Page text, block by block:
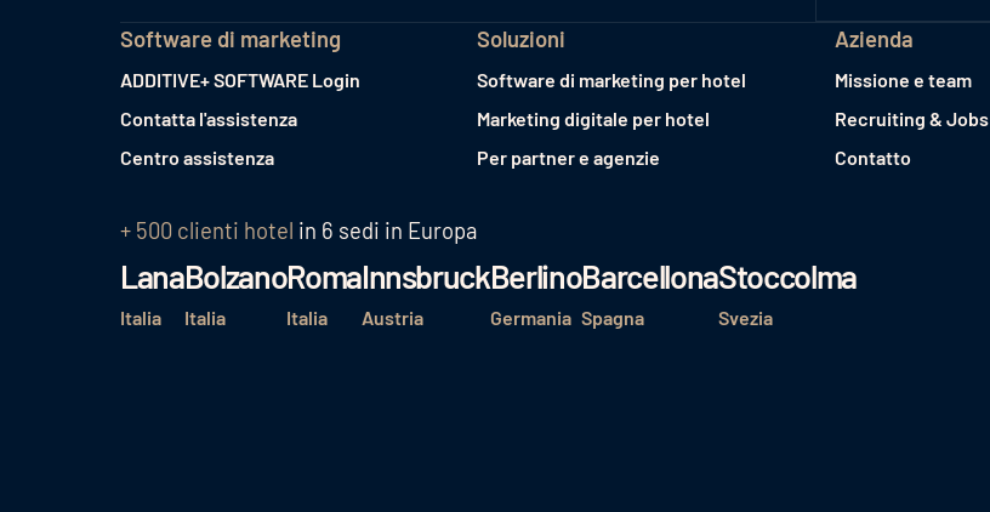
Software di marketing
ADDITIVE+ SOFTWARE Login
Contatta l'assistenza
Centro assistenza
Soluzioni
Software di marketing per hotel
Marketing digitale per hotel
Per partner e agenzie
Azienda
Missione e team
Recruiting & Jobs
Contatto
+ 500 clienti hotel in 6 sedi in Europa
Lana
Italia
Bolzano
Italia
Roma
Italia
Innsbruck
Austria
Berlino
Germania
Barcellona
Spagna
Stoccolma
Svezia